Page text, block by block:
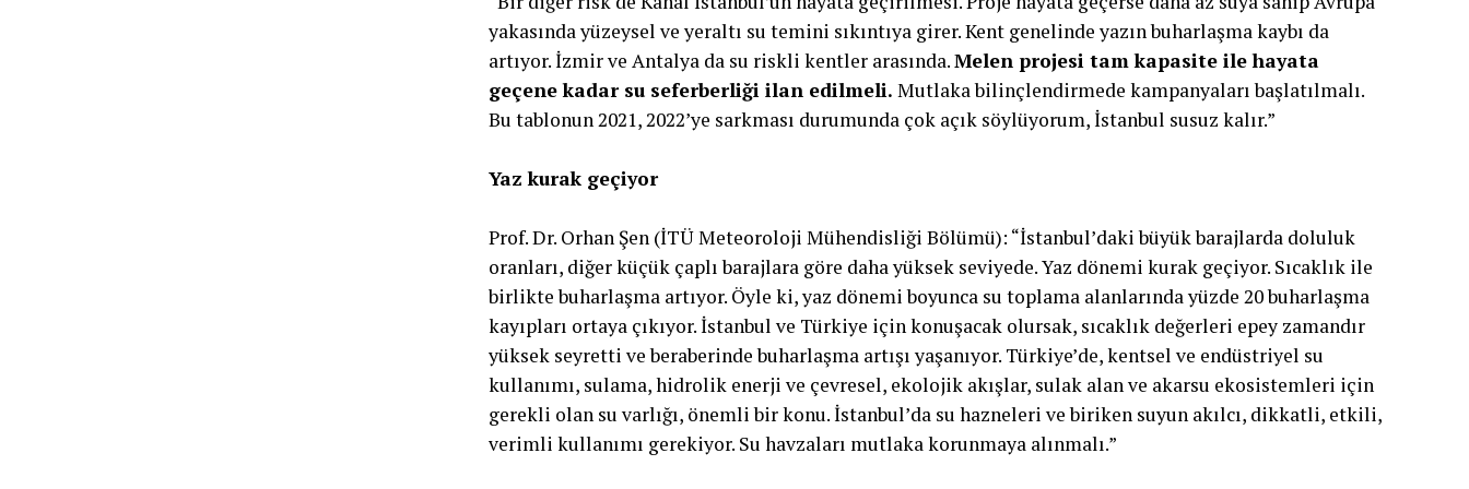
yakasında yüzeysel ve yeraltı su temini sıkıntıya girer. Kent genelinde yazın buharlaşma kaybı da
artıyor. İzmir ve Antalya da su riskli kentler arasında.Melen projesi tam kapasite ile hayata
geçene kadar su seferberliği ilan edilmeli. Mutlaka bilinçlendirmede kampanyaları başlatılmalı.
Bu tablonun 2021, 2022’ye sarkması durumunda çok açık söylüyorum, İstanbul susuz kalır.”
Yaz kurak geçiyor
Prof. Dr. Orhan Şen (İTÜ Meteoroloji Mühendisliği Bölümü): “İstanbul’daki büyük barajlarda doluluk
oranları, diğer küçük çaplı barajlara göre daha yüksek seviyede. Yaz dönemi kurak geçiyor. Sıcaklık ile
birlikte buharlaşma artıyor. Öyle ki, yaz dönemi boyunca su toplama alanlarında yüzde 20 buharlaşma
kayıpları ortaya çıkıyor. İstanbul ve Türkiye için konuşacak olursak, sıcaklık değerleri epey zamandır
yüksek seyretti ve beraberinde buharlaşma artışı yaşanıyor. Türkiye’de, kentsel ve endüstriyel su
kullanımı, sulama, hidrolik enerji ve çevresel, ekolojik akışlar, sulak alan ve akarsu ekosistemleri için
gerekli olan su varlığı, önemli bir konu. İstanbul’da su hazneleri ve biriken suyun akılcı, dikkatli, etkili,
verimli kullanımı gerekiyor. Su havzaları mutlaka korunmaya alınmalı.”